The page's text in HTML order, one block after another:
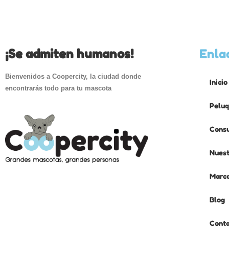
¡Se admiten humanos!
Bienvenidos a Coopercity, la ciudad donde
encontrarás todo para tu mascota
Inicio
Blog